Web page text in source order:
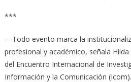
***
—Todo evento marca la
profesional y académico, señala
del Encuentro Internacional de
Información y la Comunicación (Icom).